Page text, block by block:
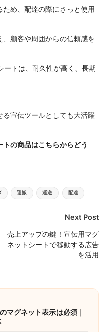
め、配達の際にさっと使用
顧客や周囲からの信頼感を
ートは、耐久性が高く、長期
る宣伝ツールとしても大活躍
の商品はこちらからどう
運搬 運送 配達
Next Post
売上アップの鍵！宣伝用マグ
ネットシートで移動する広告
を活用
マグネット表示は必須｜